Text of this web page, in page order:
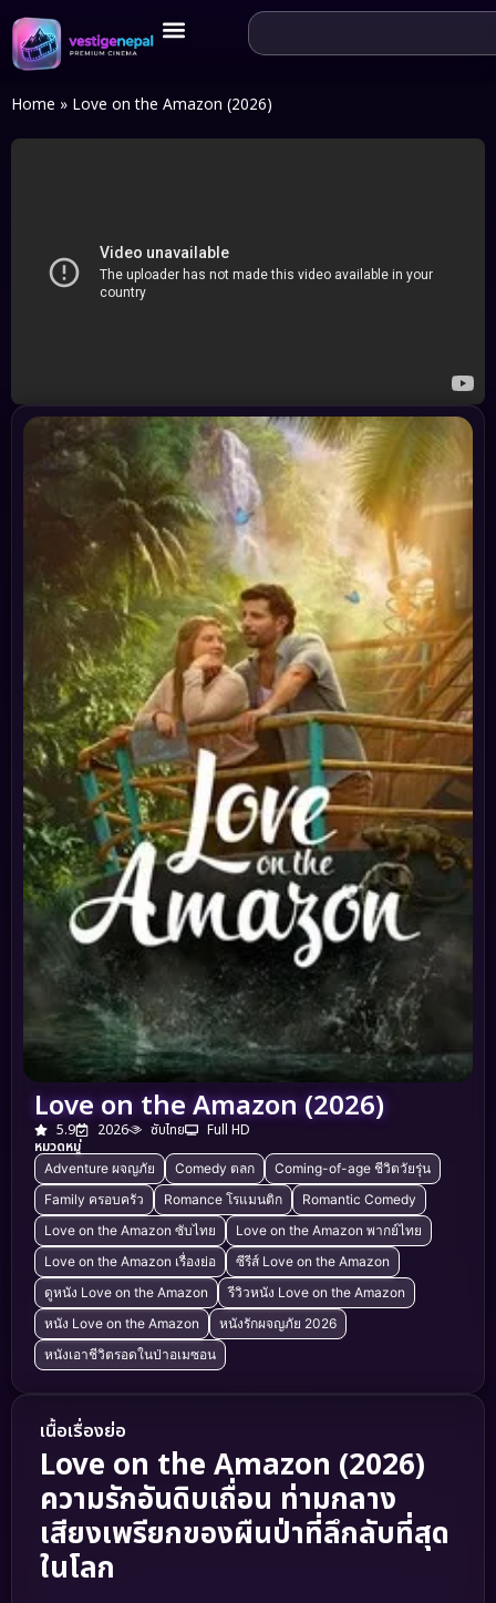
Home » Love on the Amazon (2026)
Love on the Amazon (2026)
5.9 2026 ซับไทย
Full HD
หมวดหมู่
Adventure ผจญภัย Comedy ตลก
Coming-of-age ชีวิตวัยรุ่น
Family ครอบครัว
Romance โรแมนติก
Romantic Comedy
Love on the Amazon ซับไทย
Love on the Amazon พากย์ไทย
Love on the Amazon เรื่องย่อ
ซีรีส์ Love on the Amazon
ดูหนัง Love on the Amazon
รีวิวหนัง Love on the Amazon
หนัง Love on the Amazon
หนังรักผจญภัย 2026
หนังเอาชีวิตรอดในป่าอเมซอน
เนื้อเรื่องย่อ
Love on the Amazon (2026)
ความรักอันดิบเถื่อน ท่ามกลาง
เสียงเพรียกของผืนป่าที่ลึกลับที่สุด
ในโลก